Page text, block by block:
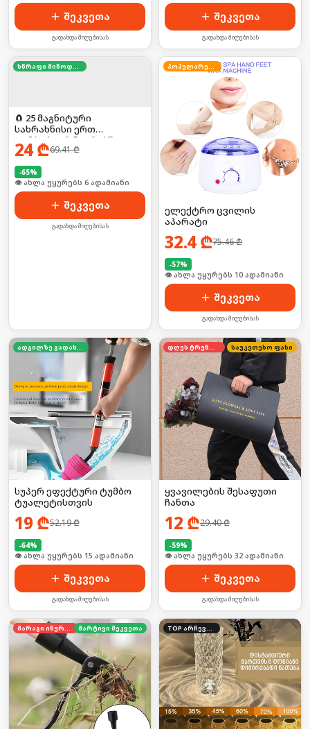
შეკვეთა
გადახდა მიღებისას
შეკვეთა
გადახდა მიღებისას
სწრაფი მიწოდება
🧲 25 მაგნიტური
სახრახნისი ერთ
კომპაქტურ ნაკრებში!
24₾69.41₾
-65%
🛒 ბოლო 24სთ-ში იყიდა 9-მა
შეკვეთა
გადახდა მიღებისას
პოპულარული
ელექტრო ცვილის
აპარატი
32.4₾75.46₾
-57%
🛒 ბოლო 24სთ-ში იყიდა 15-მა
შეკვეთა
გადახდა მიღებისას
ადგილზე გადახდა
სუპერ ეფექტური ტუმბო
ტუალეტისთვის
19 ₾52.19₾
-64%
🛒 ბოლო 24სთ-ში იყიდა 23-მა
შეკვეთა
გადახდა მიღებისას
დღეს ტრენდში საუკეთესო ფასი
ყვავილების შესაფუთი
ჩანთა
12 ₾29.40₾
-59%
🛒 ბოლო 24სთ-ში იყიდა 43-მა
შეკვეთა
გადახდა მიღებისას
მარაგი იწურება მარტივი შეკვეთა TOP არჩევანი